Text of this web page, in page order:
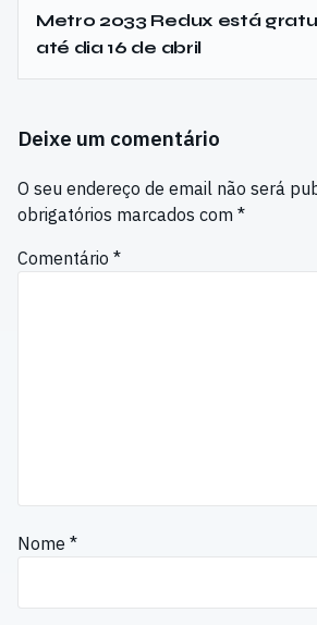
Metro 2033 Redux está
até dia 16 de abril
Deixe um comentário
O seu endereço de email não será
obrigatórios marcados com *
Comentário *
Nome *